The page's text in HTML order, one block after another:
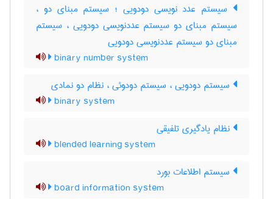
سیستم عدد نویسی دودویی ؛ سیستم مبنای دو ،
سیستم مبنای دو سیستم عددنویسی دودویی ، سیستم
مبنای دو سیستم عددنویسی دودویی
binary number system
سیستم دودویی ، سیستم دودوئی ، نظام دو نمادی
binary system
نظام یادگیری تلفیقی
blended learning system
سیستم اطلاعات بورد
board information system